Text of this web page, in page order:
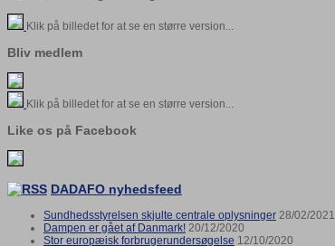
Klik på billedet for at se en større version...
Bliv medlem
Klik på billedet for at se en større version...
Like os på Facebook
DADAFO nyhedsfeed
Sundhedsstyrelsen skjulte centrale oplysninger 28/02/2021
Dampen er gået af Danmark! 20/12/2020
Stor europæisk forbrugerundersøgelse 12/10/2020